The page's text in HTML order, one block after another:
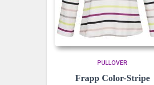
PULLOVER
Frapp Color-Stripe